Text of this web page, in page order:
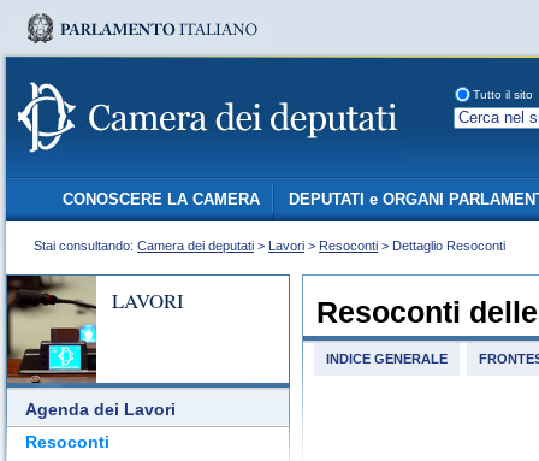
Tutto il sito
CONOSCERE LA CAMERA DEPUTATI e ORGANI
Stai consultando: Camera dei deputati > Lavori > Resoconti > Dettaglio Resoconti
LAVORI
Agenda dei Lavori
Resoconti
Resoconti
INDICE GENERALE